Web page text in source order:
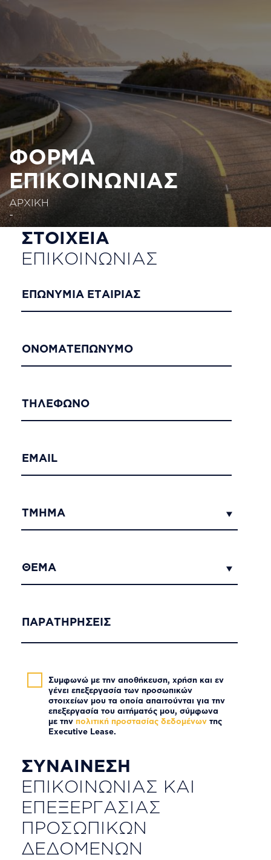
κυρίως
ΦΟΡΜΑ
ΕΠΙΚΟΙΝΩΝΙΑΣ
ΑΡΧΙΚΗ
-
Στοιχεία
επικοινωνίας
ΣΤΟΙΧΕΙΑ
ΕΠΙΚΟΙΝΩΝΙΑΣ
ΕΠΩΝΥΜΙΑ ΕΤΑΙΡΙΑΣ
ΟΝΟΜΑΤΕΠΩΝΥΜΟ
ΤΗΛΕΦΩΝΟ
EMAIL
ΤΜΗΜΑ
ΘΕΜΑ
ΠΑΡΑΤΗΡΗΣΕΙΣ
Συμφωνώ με την αποθήκευση, χρήση και εν
γένει επεξεργασία των προσωπικών
στοιχείων μου τα οποία απαιτούνται για την
επεξεργασία του αιτήματός μου, σύμφωνα
με την πολιτική προστασίας δεδομένων της
Executive Lease.
Συναίνεση
επικοινωνίας
και
επεξεργασίας
προσωπικών
ΣΥΝΑΙΝΕΣΗ
ΕΠΙΚΟΙΝΩΝΙΑΣ ΚΑΙ
ΕΠΕΞΕΡΓΑΣΙΑΣ
ΠΡΟΣΩΠΙΚΩΝ
ΔΕΔΟΜΕΝΩΝ